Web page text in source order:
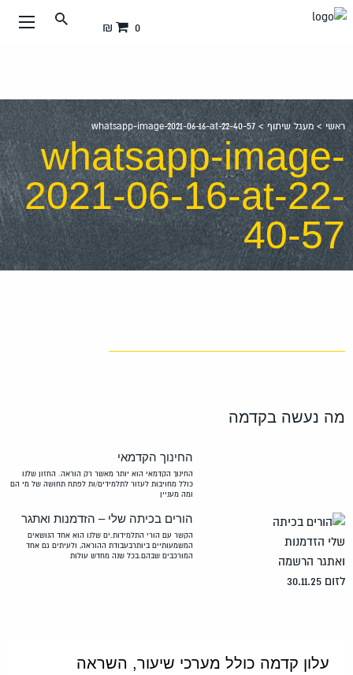
עבור
0 ₪
ראשי >מעגל שיתוף >
whatsapp-image-2021-06-16-at-22-40-57
whatsapp-image-
2021-06-16-at-22-
40-57
מה נעשה בקדמה
החינוך הקדמאי
החינוך הקדמאי הוא יותר מאשר רק הוראה. החזון שלנו
כולל מחויבות לעזור לתלמידים/ות לפתח תחושה של מי הם
ומה מעניין
הורים בכיתה שלי – הזדמנות ואתגר
הקשר עם הורי התלמידות.ים שלנו הוא אחד הנושאים
המשמעותיים ביותרבעבודת ההוראה, ולעיתים גם אחד
המורכבים שבהם.בכל שנה מחדש עולות
עלון קדמה כולל מערכי שיעור, השראה